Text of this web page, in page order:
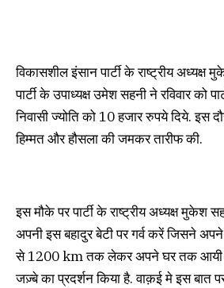
विकासशील इंसान पार्टी के राष्ट्रीय अध्यक्ष
पार्टी के उपाध्यक्ष उमेश सहनी ने रविवार को
निवासी ज्योति को 10 हजार रुपये दिये. इस
हिम्मत और हौसला की जमकर तारीफ की.
इस मौके पर पार्टी के राष्ट्रीय अध्यक्ष मुकेश
अपनी इस बहादुर बेटी पर गर्व करें जिसने
से 1200 km तक लेकर अपने घर तक आयी
जज़्बे का प्रदर्शन किया है. वाक़ई मे इस बात